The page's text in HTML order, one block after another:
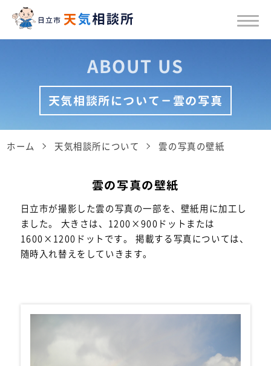
ABOUT US
天気相談所について－雲の写真
ホーム 天気相談所について 雲の写真の壁紙
雲の写真の壁紙
日立市が撮影した雲の写真の一部を、壁紙用に加工し
ました。
大きさは、1200×900ドットまたは
1600×1200ドットです。
掲載する写真については、
随時入れ替えをしていきます。